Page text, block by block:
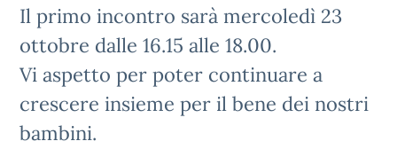
Il primo incontro sarà mercoledì 23
ottobre dalle 16.15 alle 18.00.
Vi aspetto per poter continuare a
crescere insieme per il bene dei nostri
bambini.